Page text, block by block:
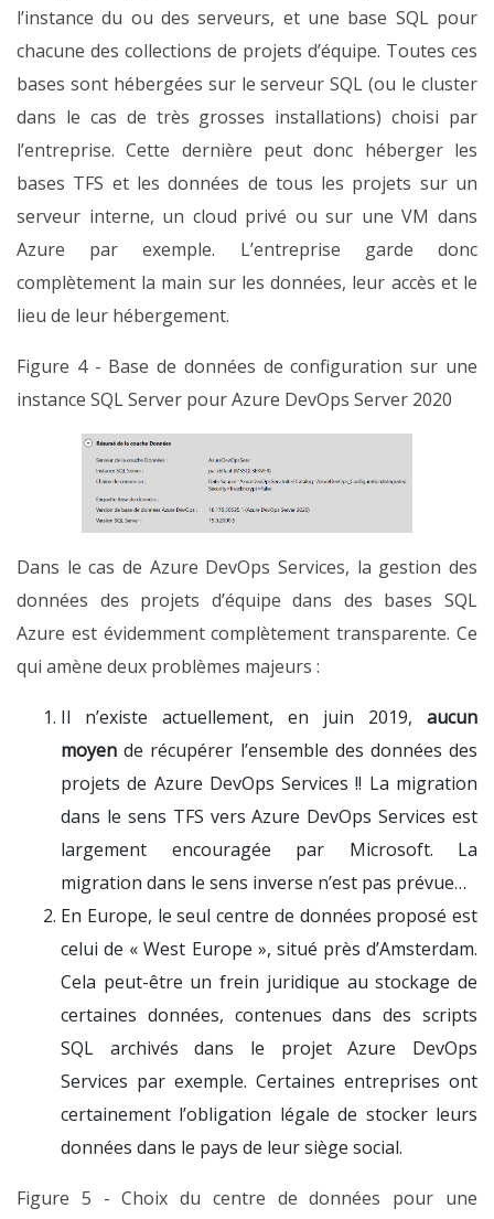
l’instance du ou des serveurs, et une base SQL pour
chacune des collections de projets d’équipe. Toutes ces
bases sont hébergées sur le serveur SQL (ou le cluster
dans le cas de très grosses installations) choisi par
l’entreprise. Cette dernière peut donc héberger les
bases TFS et les données de tous les projets sur un
serveur interne, un cloud privé ou sur une VM dans
Azure par exemple. L’entreprise garde donc
complètement la main sur les données, leur accès et le
lieu de leur hébergement.
Figure 4 - Base de données de configuration sur une
instance SQL Server pour Azure DevOps Server 2020
Dans le cas de Azure DevOps Services, la gestion des
données des projets d’équipe dans des bases SQL
Azure est évidemment complètement transparente. Ce
qui amène deux problèmes majeurs :
Il n’existe actuellement, en juin 2019, aucun
moyen de récupérer l’ensemble des données des
projets de Azure DevOps Services !! La migration
dans le sens TFS vers Azure DevOps Services est
largement encouragée par Microsoft. La
migration dans le sens inverse n’est pas prévue…
En Europe, le seul centre de données proposé est
celui de « West Europe », situé près d’Amsterdam.
Cela peut-être un frein juridique au stockage de
certaines données, contenues dans des scripts
SQL archivés dans le projet Azure DevOps
Services par exemple. Certaines entreprises ont
certainement l’obligation légale de stocker leurs
données dans le pays de leur siège social.
Figure 5 - Choix du centre de données pour une